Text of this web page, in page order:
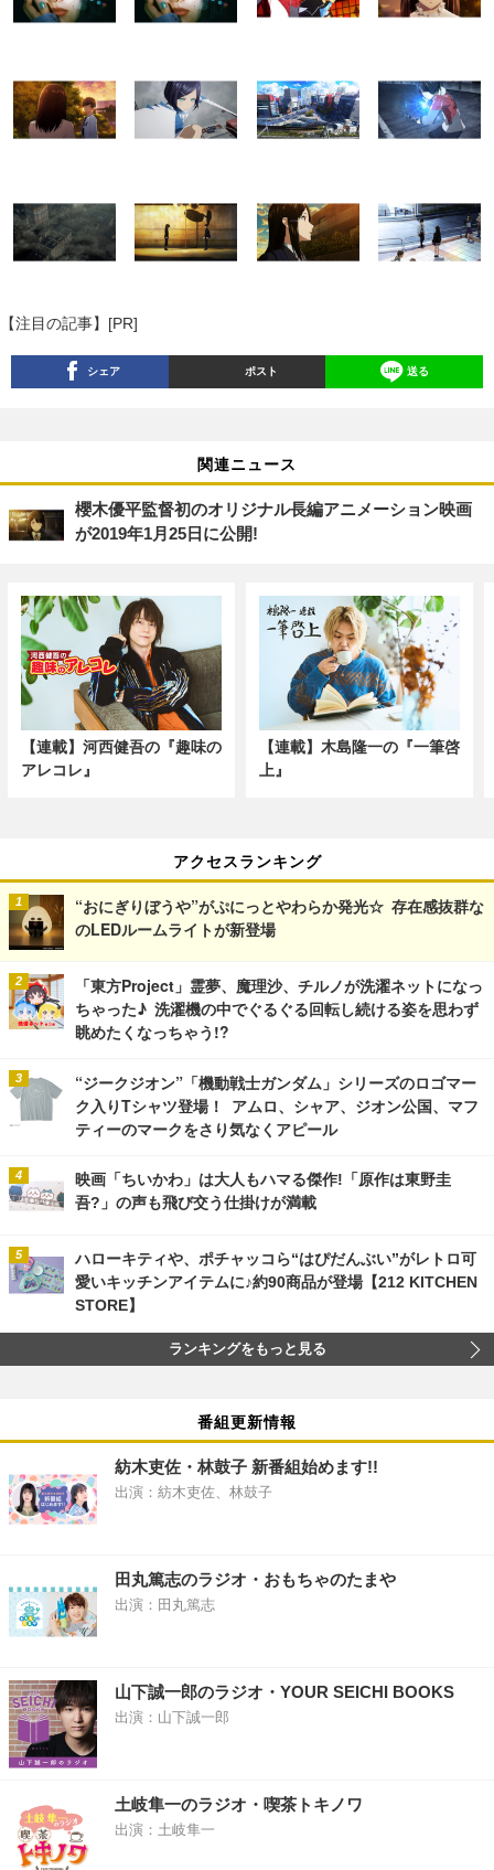
【注目の記事】[PR]
シェア ポスト 送る
関連ニュース
櫻木優平監督初のオリジナル長編アニメーション映画
が2019年1月25日に公開!
【連載】河西健吾の『趣味の
アレコレ』
【連載】木島隆一の『一筆啓
上』
アクセスランキング
“おにぎりぼうや”がぷにっとやわらか発光☆ 存在感抜群な
のLEDルームライトが新登場
「東方Project」霊夢、魔理沙、チルノが洗濯ネットになっ
ちゃった♪ 洗濯機の中でぐるぐる回転し続ける姿を思わず
眺めたくなっちゃう!?
“ジークジオン”「機動戦士ガンダム」シリーズのロゴマー
ク入りTシャツ登場！ アムロ、シャア、ジオン公国、マフ
ティーのマークをさり気なくアピール
映画「ちいかわ」は大人もハマる傑作!「原作は東野圭
吾?」の声も飛び交う仕掛けが満載
ハローキティや、ポチャッコら“はぴだんぶい”がレトロ可
愛いキッチンアイテムに♪約90商品が登場【212 KITCHEN
STORE】
ランキングをもっと見る
番組更新情報
紡木吏佐・林鼓子 新番組始めます!!
出演：紡木吏佐、林鼓子
田丸篤志のラジオ・おもちゃのたまや
出演：田丸篤志
山下誠一郎のラジオ・YOUR SEICHI BOOKS
出演：山下誠一郎
土岐隼一のラジオ・喫茶トキノワ
出演：土岐隼一